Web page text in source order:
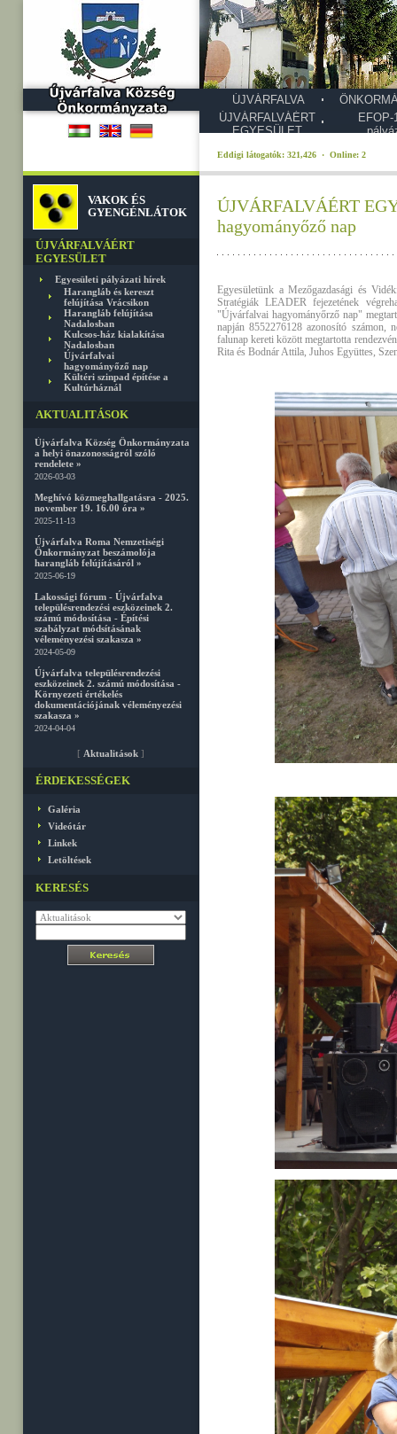
ÚJVÁRFALVA
ÚJVÁRFALVÁÉRT
EGYESÜLET
EFOP-
Eddigi látogatók: 321,426 · Online: 2
VAKOK ÉS
GYENGÉNLÁTOK
ÚJVÁRFALVÁÉRT
EGYESÜLET
Egyesületi pályázati hírek
Harangláb és kereszt
felújítása Vrácsikon
Harangláb felújítása
Nadalosban
Kulcsos-ház kialakítása
Nadalosban
Újvárfalvai
hagyományőző nap
Kültéri szinpad építése a
Kultúrháznál
AKTUALITÁSOK
Újvárfalva Község Önkormányzata
a helyi önazonosságról szóló
rendelete »
2026-03-03
Meghívó közmeghallgatásra - 2025.
november 19. 16.00 óra »
2025-11-13
Újvárfalva Roma Nemzetiségi
Önkormányzat beszámolója
harangláb felújításáról »
2025-06-19
Lakossági fórum - Újvárfalva
településrendezési eszközeinek 2.
számú módosítása - Építési
szabályzat módsításának
véleményezési szakasza »
2024-05-09
Újvárfalva településrendezési
eszközeinek 2. számú módosítása -
Környezeti értékelés
dokumentációjának véleményezési
szakasza »
2024-04-04
[ Aktualitások ]
ÉRDEKESSÉGEK
Galéria
Videótár
Linkek
Letöltések
KERESÉS
ÚJVÁRFALVÁÉRT
hagyományőző nap
Egyesületünk a Mezőgazdasági és
Stratégiák LEADER fejezetének
"Újvárfalvai hagyományőrző nap"
napján 8552276128 azonosító számon,
falunap kereti között megtartotta
Rita és Bodnár Attila, Juhos Együttes,